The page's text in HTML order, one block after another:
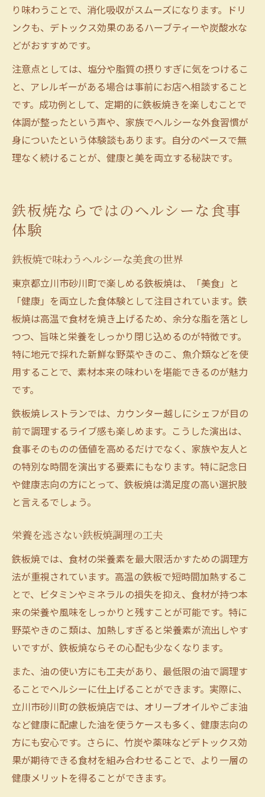
り味わうことで、消化吸収がスムーズになります。ドリ
ンクも、デトックス効果のあるハーブティーや炭酸水な
どがおすすめです。
注意点としては、塩分や脂質の摂りすぎに気をつけるこ
と、アレルギーがある場合は事前にお店へ相談すること
です。成功例として、定期的に鉄板焼きを楽しむことで
体調が整ったという声や、家族でヘルシーな外食習慣が
身についたという体験談もあります。自分のペースで無
理なく続けることが、健康と美を両立する秘訣です。
鉄板焼ならではのヘルシーな食事
体験
鉄板焼で味わうヘルシーな美食の世界
東京都立川市砂川町で楽しめる鉄板焼は、「美食」と
「健康」を両立した食体験として注目されています。鉄
板焼は高温で食材を焼き上げるため、余分な脂を落とし
つつ、旨味と栄養をしっかり閉じ込めるのが特徴です。
特に地元で採れた新鮮な野菜やきのこ、魚介類などを使
用することで、素材本来の味わいを堪能できるのが魅力
です。
鉄板焼レストランでは、カウンター越しにシェフが目の
前で調理するライブ感も楽しめます。こうした演出は、
食事そのものの価値を高めるだけでなく、家族や友人と
の特別な時間を演出する要素にもなります。特に記念日
や健康志向の方にとって、鉄板焼は満足度の高い選択肢
と言えるでしょう。
栄養を逃さない鉄板焼調理の工夫
鉄板焼では、食材の栄養素を最大限活かすための調理方
法が重視されています。高温の鉄板で短時間加熱するこ
とで、ビタミンやミネラルの損失を抑え、食材が持つ本
来の栄養や風味をしっかりと残すことが可能です。特に
野菜やきのこ類は、加熱しすぎると栄養素が流出しやす
いですが、鉄板焼ならその心配も少なくなります。
また、油の使い方にも工夫があり、最低限の油で調理す
ることでヘルシーに仕上げることができます。実際に、
立川市砂川町の鉄板焼店では、オリーブオイルやごま油
など健康に配慮した油を使うケースも多く、健康志向の
方にも安心です。さらに、竹炭や薬味などデトックス効
果が期待できる食材を組み合わせることで、より一層の
健康メリットを得ることができます。